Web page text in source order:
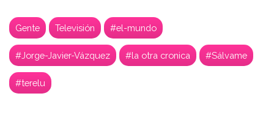
Gente Televisión #el-mundo
#Jorge-Javier-Vázquez #la otra cronica #Sálvame
#terelu